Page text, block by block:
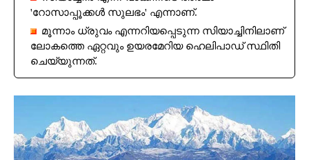
'റോസാപ്പൂക്കൾ സുലഭം' എന്നാണ്.
മൂന്നാം ധ്രുവം എന്നറിയപ്പെടുന്ന സിയാച്ചിനിലാണ്
ലോകത്തെ ഏറ്റവും ഉയരമേറിയ ഹെലിപാഡ് സ്ഥിതി
ചെയ്യുന്നത്.